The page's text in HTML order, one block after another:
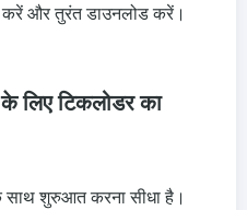
और तुरंत डाउनलोड करें।
लिए टिकलोडर का
साथ शुरुआत करना सीधा है।